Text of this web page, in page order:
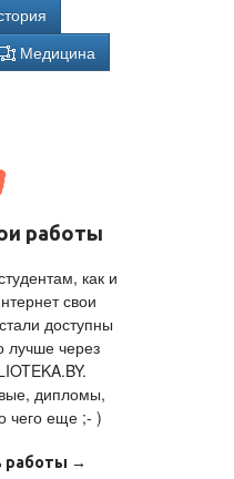
Медицина
работы
как и
свои
доступны
лучше через
дипломы,
чего еще ;- )
работы →